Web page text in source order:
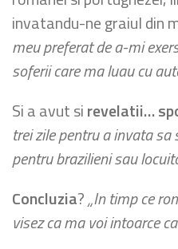
invatandu-ne graiul din
meu preferat de a-mi
soferii care ma luau cu
Si a avut sirevelatii…
trei zile pentru a invata sa
pentru brazilieni sau
Concluzia?„In timp ce
visez ca ma voi intoarce